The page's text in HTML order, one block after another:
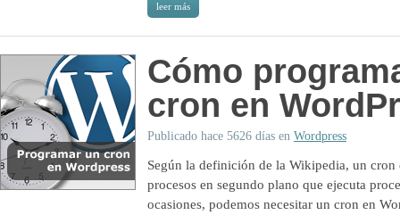
leer más
Cómo
cron en
Publicado hace 5626 días en Wordpress
Según la definición de la Wikipedia, un cron
procesos en segundo plano que ejecuta
ocasiones, podemos necesitar un cron en